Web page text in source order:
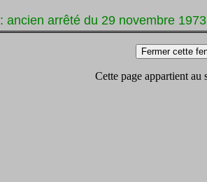
: ancien arrêté du 29 novembre
Cette page appartient au